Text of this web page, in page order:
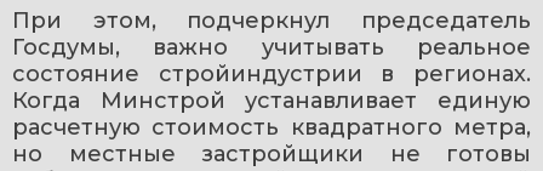
При этом, подчеркнул председатель
Госдумы, важно учитывать реальное
состояние стройиндустрии в регионах.
Когда Минстрой устанавливает единую
расчетную стоимость квадратного метра,
но местные застройщики не готовы